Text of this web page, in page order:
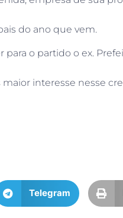
do ano que vem.
o partido o ex.
interesse nesse
Telegram